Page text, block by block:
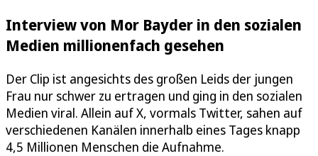
Interview von Mor Bayder in den sozialen
Medien millionenfach gesehen
Der Clip ist angesichts des großen Leids der jungen
Frau nur schwer zu ertragen und ging in den sozialen
Medien viral. Allein auf X, vormals Twitter, sahen auf
verschiedenen Kanälen innerhalb eines Tages knapp
4,5 Millionen Menschen die Aufnahme.